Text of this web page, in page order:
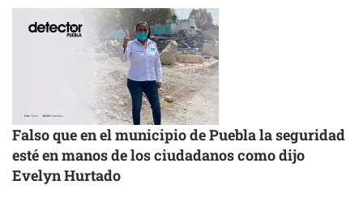
Falso que en el municipio de Puebla la seguridad
esté en manos de los ciudadanos como dijo
Evelyn Hurtado